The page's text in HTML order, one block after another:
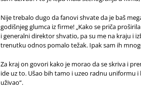
Nije trebalo dugo da fanovi shvate da je baš
godišnjeg glumca iz firme! „Kako se priča
i generalni direktor shvatio, pa su me na kraju i
trenutku odnos pomalo težak. Ipak sam ih
Za kraj on govori kako je morao da se skriva i
ide uz to. Ušao bih tamo i uzeo radnu uniformu
uživao“.